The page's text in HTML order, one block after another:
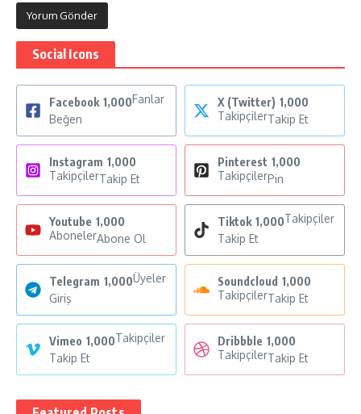
Social Icons
Facebook 1,000Fanlar
Beğen
X (Twitter) 1,000
TakipçilerTakip Et
Instagram 1,000
TakipçilerTakip Et
Pinterest 1,000
TakipçilerPin
Youtube 1,000
AbonelerAbone Ol
Tiktok 1,000Takipçiler
Takip Et
Telegram 1,000Üyeler
Giriş
Soundcloud 1,000
TakipçilerTakip Et
Vimeo 1,000Takipçiler
Takip Et
Dribbble 1,000
TakipçilerTakip Et